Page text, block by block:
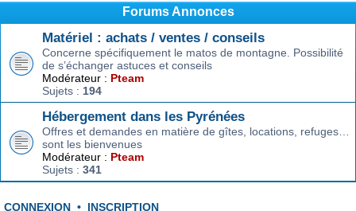
Forums Annonces
Matériel : achats / ventes / conseils
Concerne spécifiquement le matos de montagne. Possibilité
de s’échanger astuces et conseils
Modérateur : Pteam
Sujets : 194
Hébergement dans les Pyrénées
Offres et demandes en matière de gîtes, locations, refuges…
sont les bienvenues
Modérateur : Pteam
Sujets : 341
CONNEXION • INSCRIPTION